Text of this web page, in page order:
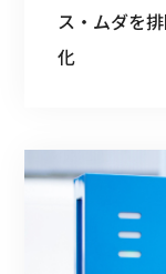
ス・ムダを
化